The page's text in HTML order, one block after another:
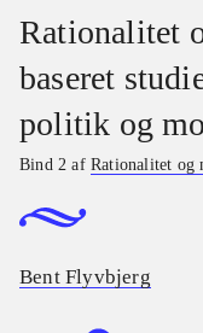
Rationalitet
baseret
politik og
Bind 2 afRationalitet og
Bent Flyvbjerg